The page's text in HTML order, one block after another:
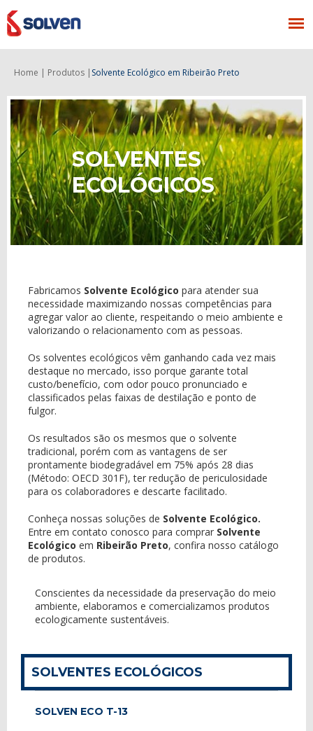
Home | Produtos | Solvente Ecológico em Ribeirão Preto
SOLVENTES
ECOLÓGICOS
Fabricamos Solvente Ecológico para atender sua
necessidade maximizando nossas competências para
agregar valor ao cliente, respeitando o meio ambiente e
valorizando o relacionamento com as pessoas.
Os solventes ecológicos vêm ganhando cada vez mais
destaque no mercado, isso porque garante total
custo/benefício, com odor pouco pronunciado e
classificados pelas faixas de destilação e ponto de
fulgor.
Os resultados são os mesmos que o solvente
tradicional, porém com as vantagens de ser
prontamente biodegradável em 75% após 28 dias
(Método: OECD 301F), ter redução de periculosidade
para os colaboradores e descarte facilitado.
Conheça nossas soluções de Solvente Ecológico.
Entre em contato conosco para comprar Solvente
Ecológico em Ribeirão Preto, confira nosso catálogo
de produtos.
Conscientes da necessidade da preservação do meio
ambiente, elaboramos e comercializamos produtos
ecologicamente sustentáveis.
SOLVENTES ECOLÓGICOS
SOLVEN ECO T-13